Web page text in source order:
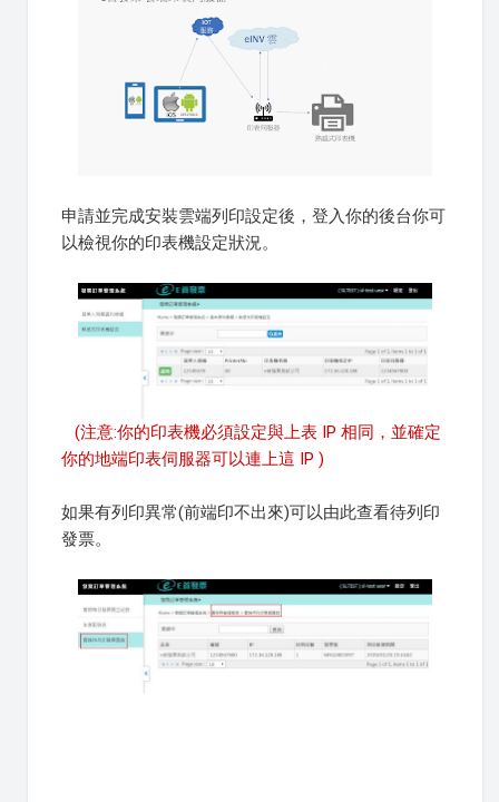
申請並完成安裝雲端列印設定後，登入你的後台你可
以檢視你的印表機設定狀況。
(注意:你的印表機必須設定與上表 IP 相同，並確定
你的地端印表伺服器可以連上這 IP )
如果有列印異常(前端印不出來)可以由此查看待列印
發票。